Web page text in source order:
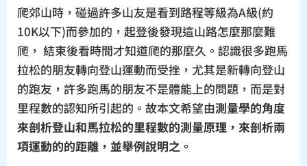
爬郊山時，碰過許多山友是看到路程等級為A級(約
10K以下)而參加的，起登後發現這山路怎麼那麼難
爬， 結束後看時間才知道爬的那麼久。認識很多跑馬
拉松的朋友轉向登山運動而受挫，尤其是新轉向登山
的跑友，許多跑馬的朋友不是體能上的問題，而是對
里程數的認知所引起的。故本文希望由測量學的角度
來剖析登山和馬拉松的里程數的測量原理，來剖析兩
項運動的的距離，並舉例說明之。